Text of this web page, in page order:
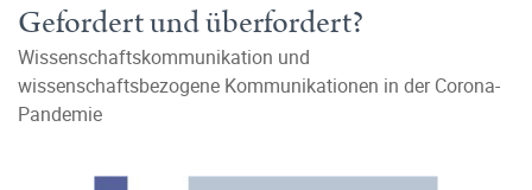
Gefordert und überfordert?
Wissenschaftskommunikation und
wissenschaftsbezogene Kommunikationen in der Corona-
Pandemie